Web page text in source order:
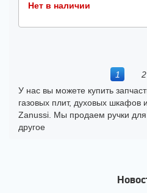
Нет в наличии
1
2
У нас вы можете купить
газовых плит, духовых шкафов
Zanussi. Мы продаем ручки
другое